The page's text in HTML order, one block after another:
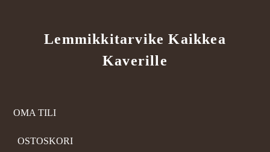
Lemmikkitarvike Kaikkea
Kaverille
OMA TILI
OSTOSKORI